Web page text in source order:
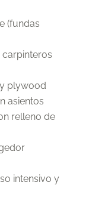
(fundas
plywood
asientos
relleno de
intensivo y